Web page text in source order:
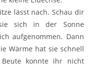
lässt nach. Schau dir
sich in der Sonne
aufgenommen. Dann
Wärme hat sie schnell
konnte ihr nicht